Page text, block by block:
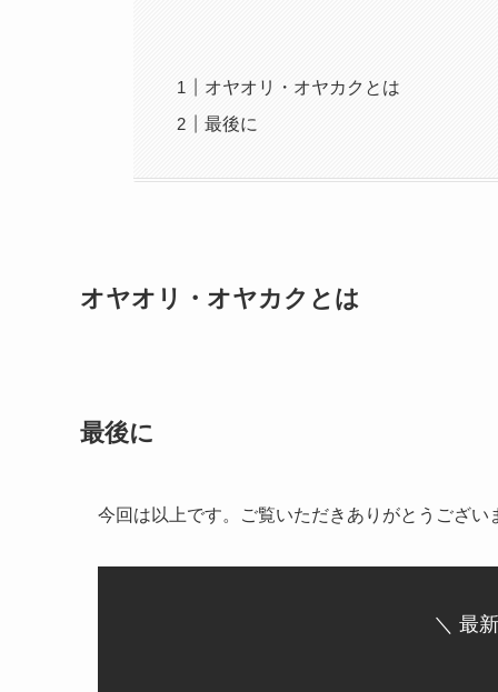
オヤオリ・オヤカクとは
最後に
オヤオリ・オヤカクとは
最後に
今回は以上です。ご覧いただきありがとうござい
＼ 最